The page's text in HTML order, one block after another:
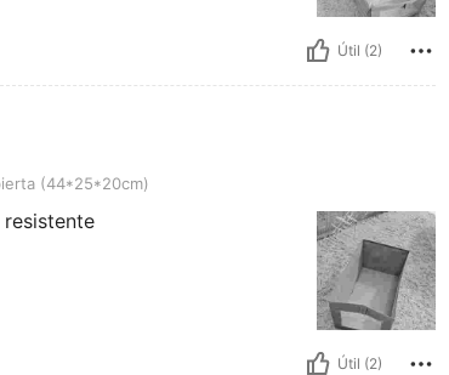
Útil (2)
(44*25*20cm)
Útil (2)